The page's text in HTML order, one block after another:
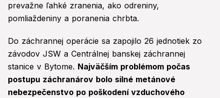
prevažne ľahké zranenia, ako odreniny,
pomliaždeniny a poranenia chrbta.
Do záchrannej operácie sa zapojilo 26 jednotiek zo
závodov JSW a Centrálnej banskej záchrannej
stanice v Bytome. Najväčším problémom počas
postupu záchranárov bolo silné metánové
nebezpečenstvo po poškodení vzduchového